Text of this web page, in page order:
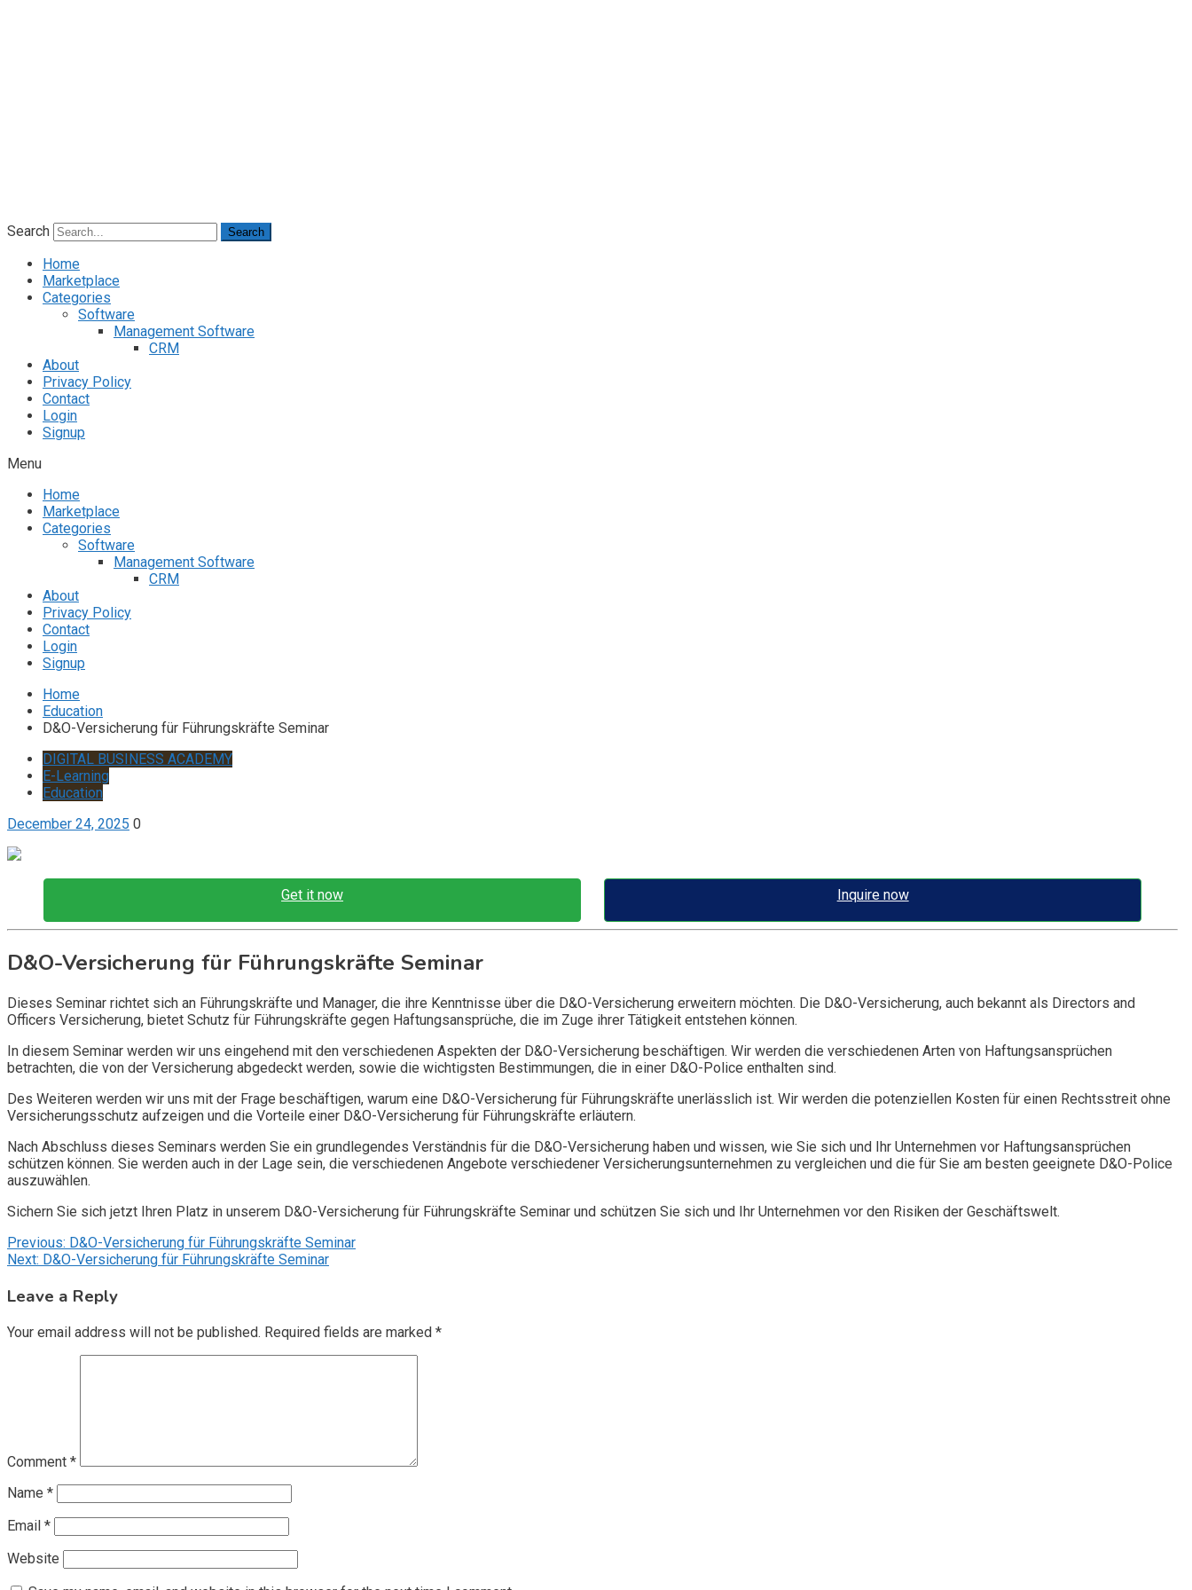
Search Search
Home
Marketplace
Categories
Software
Management Software
CRM
About
Privacy Policy
Contact
Login
Signup
Menu
Home
Marketplace
Categories
Software
Management Software
CRM
About
Privacy Policy
Contact
Login
Signup
Home
Education
D&O-Versicherung für Führungskräfte Seminar
DIGITAL BUSINESS ACADEMY
E-Learning
Education
December 24, 2025 0
Get it now Inquire now
D&O-Versicherung für Führungskräfte Seminar
Dieses Seminar richtet sich an Führungskräfte und Manager, die ihre Kenntnisse über die D&O-Versicherung erweitern möchten. Die D&O-Versicherung, auch bekannt als Directors and
Officers Versicherung, bietet Schutz für Führungskräfte gegen Haftungsansprüche, die im Zuge ihrer Tätigkeit entstehen können.
In diesem Seminar werden wir uns eingehend mit den verschiedenen Aspekten der D&O-Versicherung beschäftigen. Wir werden die verschiedenen Arten von Haftungsansprüchen
betrachten, die von der Versicherung abgedeckt werden, sowie die wichtigsten Bestimmungen, die in einer D&O-Police enthalten sind.
Des Weiteren werden wir uns mit der Frage beschäftigen, warum eine D&O-Versicherung für Führungskräfte unerlässlich ist. Wir werden die potenziellen Kosten für einen Rechtsstreit ohne
Versicherungsschutz aufzeigen und die Vorteile einer D&O-Versicherung für Führungskräfte erläutern.
Nach Abschluss dieses Seminars werden Sie ein grundlegendes Verständnis für die D&O-Versicherung haben und wissen, wie Sie sich und Ihr Unternehmen vor Haftungsansprüchen
schützen können. Sie werden auch in der Lage sein, die verschiedenen Angebote verschiedener Versicherungsunternehmen zu vergleichen und die für Sie am besten geeignete D&O-Police
auszuwählen.
Sichern Sie sich jetzt Ihren Platz in unserem D&O-Versicherung für Führungskräfte Seminar und schützen Sie sich und Ihr Unternehmen vor den Risiken der Geschäftswelt.
Post
navigation
Previous: D&O-Versicherung für Führungskräfte Seminar
Next: D&O-Versicherung für Führungskräfte Seminar
Leave a Reply
Your email address will not be published. Required fields are marked *
Comment *
Name *
Email *
Website